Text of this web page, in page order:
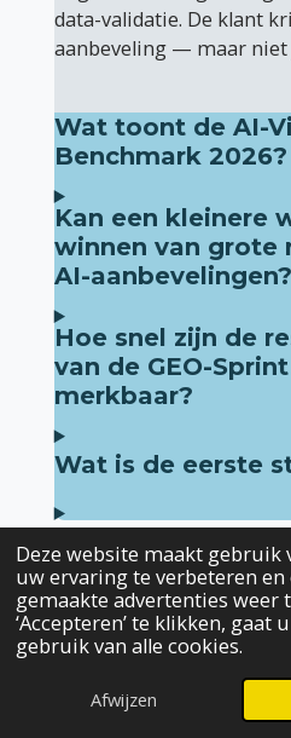
Deze website maakt gebruik
uw ervaring te verbeteren
gemaakte advertenties weer
‘Accepteren’ te klikken, gaat
gebruik van alle cookies.
Afwijzen
data-validatie. De klant
aanbeveling — maar
Wat toont de AI-
Benchmark 2026?
Kan een kleinere
winnen van grote
AI-aanbevelingen?
Hoe snel zijn de
van de GEO-Sprint
merkbaar?
Wat is de eerste